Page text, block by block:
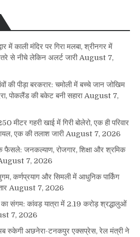
में काली मंदिर पर गिरा मलबा, श्रीनगर में
से नीचे लेकिन अलर्ट जारी August 7,
की पीड़ा बरकरार: चमोली में बच्चे जान जोखिम
पोकलैंड की बकेट बनी सहारा August 7,
मीटर गहरी खाई में गिरी बोलेरो, एक ही परिवार
एक की तलाश जारी August 7, 2026
फैसले: जनकल्याण, रोजगार, शिक्षा और श्रमिक
7, 2026
कर्णप्रयाग और सिमली में आधुनिक पार्किंग
August 7, 2026
का संगम: कांवड़ यात्रा में 2.19 करोड़ श्रद्धालुओं
7, 2026
रुकेगी अछनेरा-टनकपुर एक्सप्रेस, रेल मंत्री ने